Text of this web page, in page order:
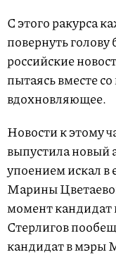
С этого ракурса
повернуть
российские
пытаясь вместе
вдохновляющее.
Новости к этому
выпустила новый
упоением искал в
Марины
момент
Стерлигов
кандидат в мэры